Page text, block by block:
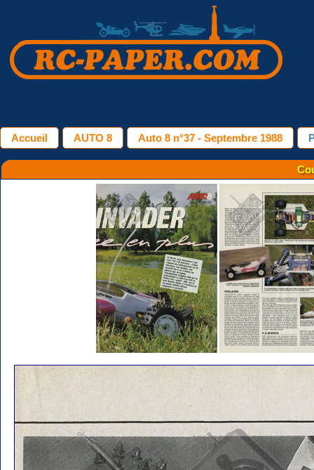
Accueil AUTO 8 Auto 8 n°37 - Septembre 1988